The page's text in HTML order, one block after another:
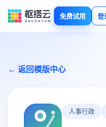
免费试用 登
← 返回模版中心
人事行政